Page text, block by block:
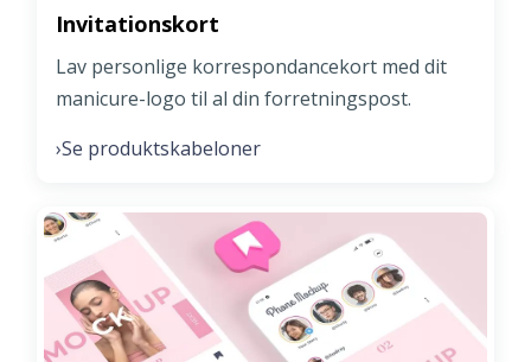
Invitationskort
Lav personlige korrespondancekort med dit
manicure-logo til al din forretningspost.
›Se produktskabeloner